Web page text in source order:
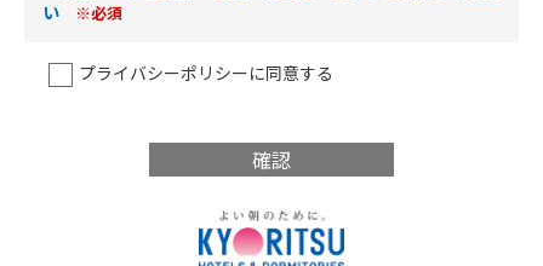
い
※必須
プライバシーポリシーに同意する